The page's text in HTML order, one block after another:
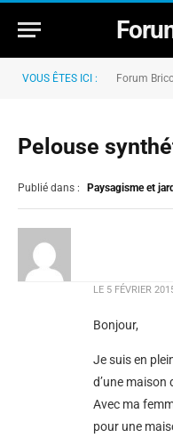
VOUS ÊTES ICI : Forum
Pelouse
Publié dans : Paysagisme et
LE 5 FÉVRIER
Bonjour,
Je suis en
d’une maison
Avec ma
pour une